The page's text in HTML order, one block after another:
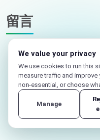
留言
您的姓名
電子郵件（不公開）
We value your privacy
We use cookies to run this
measure traffic and improve
non-essential, or choose
Manage